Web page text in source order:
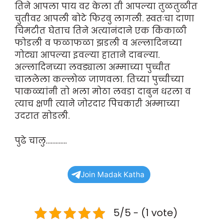
तिने आपला पाय वर केला ती आपल्या तुळतुळीत
चुतीवर आपली बोटे फिरवु लागली. स्वतःचा दाणा
चिमटीत घेताच तिने अत्यानंदाने एक किंकाळी
फोडली व फळाफळा झडली व अल्लादिनच्या
गोट्या आपल्या इवल्या हाताने दाबल्या.
अल्लादिनच्या लवड्याला अम्माच्या पुच्चीत
चाललेला कल्लोळ जाणवला. तिच्या पुच्चीच्या
पाकळ्यांनी तो भला मोठा लवडा दाबुन धरला व
त्याच क्षणी त्याने जोरदार पिचकारी अम्माच्या
उदरात सोडली.
पुढे चालु………….
Join Madak Katha
5/5 - (1 vote)